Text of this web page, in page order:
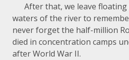
After that, we leave floating
waters of the river to
never forget the half-million
died in concentration camps
after World War II.